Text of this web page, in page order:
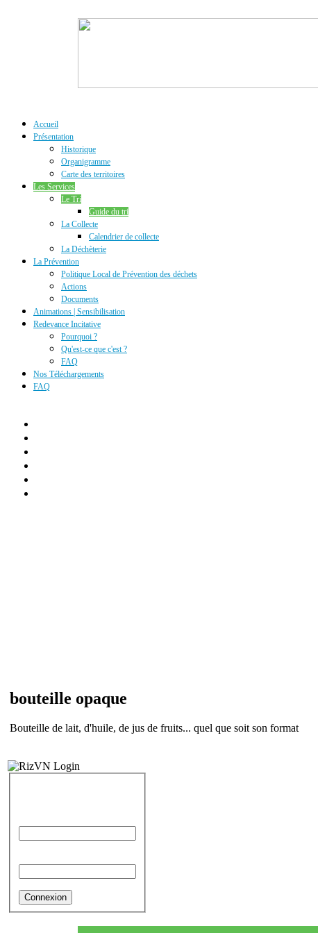
Accueil
Présentation
Historique
Organigramme
Carte des territoires
Les Services
Le Tri
Guide du tri
La Collecte
Calendrier de collecte
La Déchèterie
La Prévention
Politique Local de Prévention des déchets
Actions
Documents
Animations | Sensibilisation
Redevance Incitative
Pourquoi ?
Qu'est-ce que c'est ?
FAQ
Nos Téléchargements
FAQ
bouteille opaque
Bouteille de lait, d'huile, de jus de fruits... quel que soit son format